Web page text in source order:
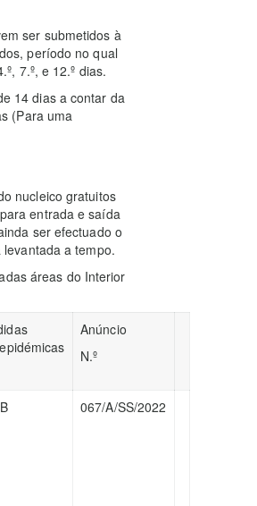
ser submetidos à
período no qual
7.º, e 12.º dias.
14 dias a contar da
(Para uma
nucleico gratuitos
entrada e saída
ser efectuado o
a tempo.
áreas do Interior
Anúncio
N.º
067/A/SS/2022